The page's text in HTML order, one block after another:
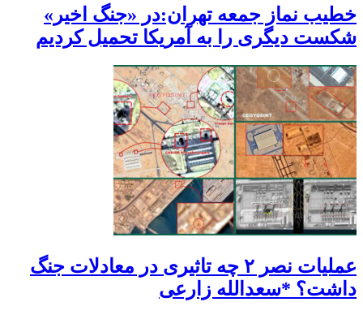
خطیب نماز جمعه تهران:در «جنگ اخیر»
شکست دیگری را به آمریکا تحمیل کردیم
عملیات نصر ۲ چه تاثیری در معادلات جنگ
داشت؟ *سعدالله زارعی